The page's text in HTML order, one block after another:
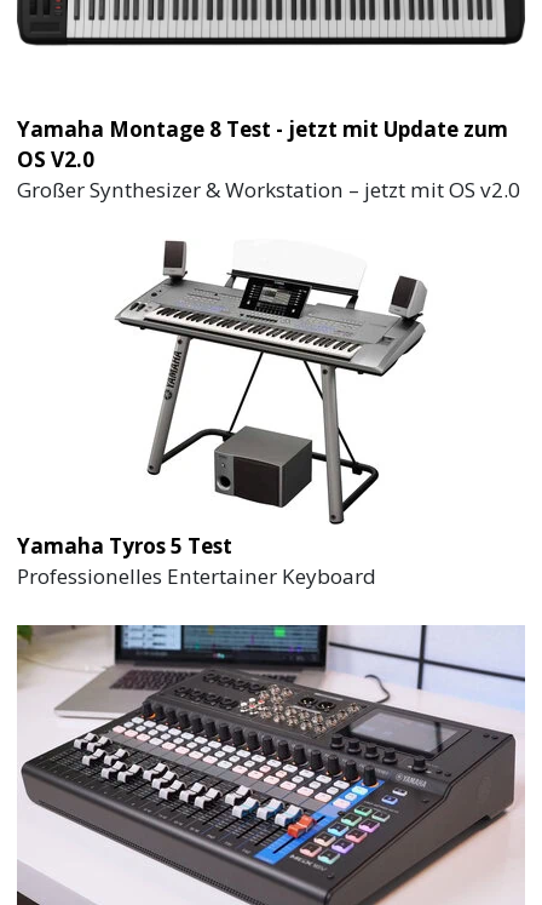
Yamaha Montage 8 Test - jetzt mit Update zum
OS V2.0
Großer Synthesizer & Workstation – jetzt mit OS v2.0
Yamaha Tyros 5 Test
Professionelles Entertainer Keyboard